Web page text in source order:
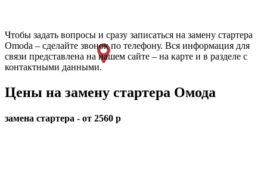
Чтобы задать вопросы и сразу записаться на замену стартера
Omoda – сделайте звонок по телефону. Вся информация для
связи представлена на нашем сайте – на карте и в разделе с
контактными данными.
Цены на замену стартера Омода
замена стартера - от 2560 р